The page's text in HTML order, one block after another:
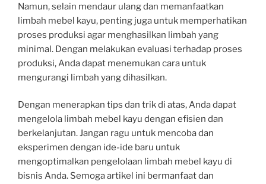
Namun, selain mendaur ulang dan memanfaatkan
limbah mebel kayu, penting juga untuk memperhatikan
proses produksi agar menghasilkan limbah yang
minimal. Dengan melakukan evaluasi terhadap proses
produksi, Anda dapat menemukan cara untuk
mengurangi limbah yang dihasilkan.
Dengan menerapkan tips dan trik di atas, Anda dapat
mengelola limbah mebel kayu dengan efisien dan
berkelanjutan. Jangan ragu untuk mencoba dan
eksperimen dengan ide-ide baru untuk
mengoptimalkan pengelolaan limbah mebel kayu di
bisnis Anda. Semoga artikel ini bermanfaat dan